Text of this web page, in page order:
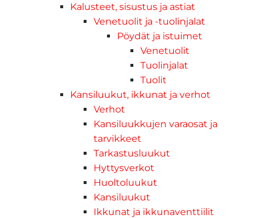
Kalusteet, sisustus ja astiat
Venetuolit ja -tuolinjalat
Pöydät ja istuimet
Venetuolit
Tuolinjalat
Tuolit
Kansiluukut, ikkunat ja verhot
Verhot
Kansiluukkujen varaosat ja
tarvikkeet
Tarkastusluukut
Hyttysverkot
Huoltoluukut
Kansiluukut
Ikkunat ja ikkunaventtiilit